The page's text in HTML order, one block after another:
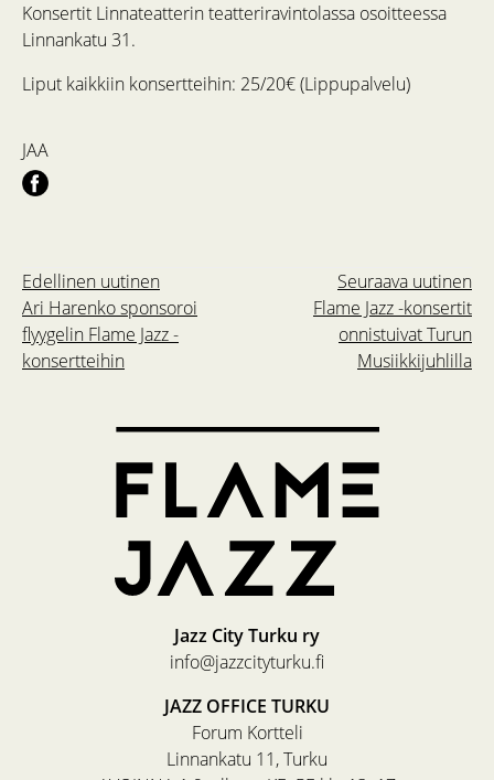
Konsertit Linnateatterin teatteriravintolassa osoitteessa
Linnankatu 31.
Liput kaikkiin konsertteihin: 25/20€ (Lippupalvelu)
JAA
Seuraava uutinen
Flame Jazz -konsertit
onnistuivat Turun
Musiikkijuhlilla
Edellinen uutinen
Ari Harenko sponsoroi
flyygelin Flame Jazz -
konsertteihin
Jazz City Turku ry
info@jazzcityturku.fi
JAZZ OFFICE TURKU
Forum Kortteli
Linnankatu 11, Turku